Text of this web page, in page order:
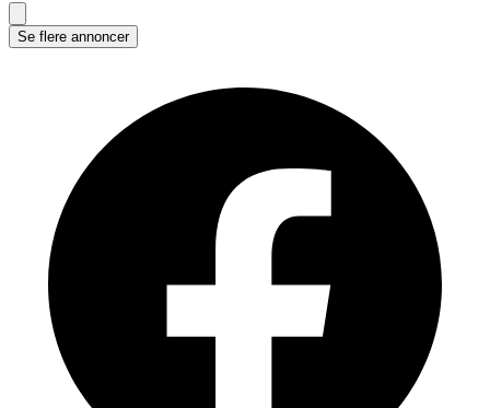
Se flere annoncer